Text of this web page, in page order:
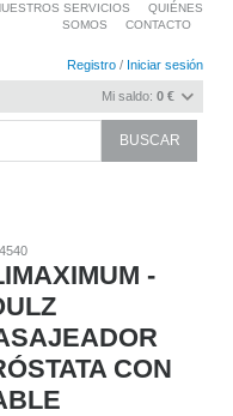
Registro / Iniciar sesión
Mi saldo: 0 €
SERVICIOS
QUIÉNES
SOMOS
CONTACTO
-
CON